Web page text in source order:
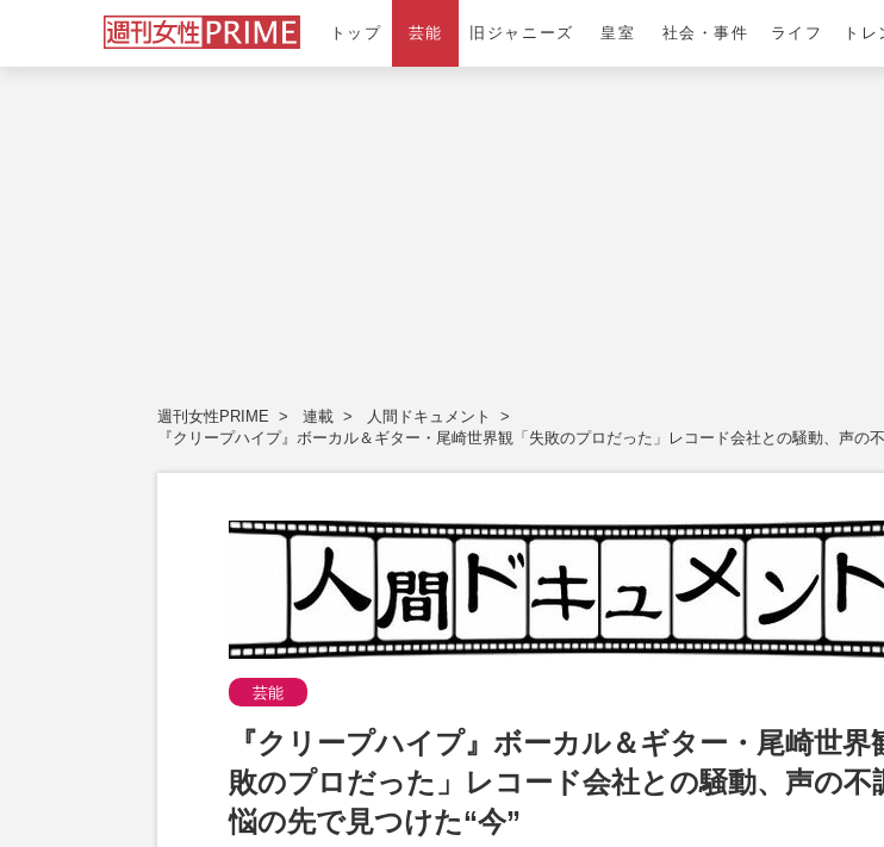
トップ 芸能 旧ジャニーズ 皇室 社会・事件 ライフ トレ
週刊女性PRIME 連載
人間ドキュメント
『クリープハイプ』ボーカル＆ギター・尾崎世界観「失敗のプロだった」レコード会社との騒動、声の
芸能
『クリープハイプ』ボーカル＆ギター・尾崎世界
敗のプロだった」レコード会社との騒動、声の
悩の先で見つけた“今”